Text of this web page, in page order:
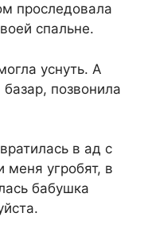
проследовала
спальне.
уснуть. А
позвонила
в ад с
меня угробят, в
бабушка